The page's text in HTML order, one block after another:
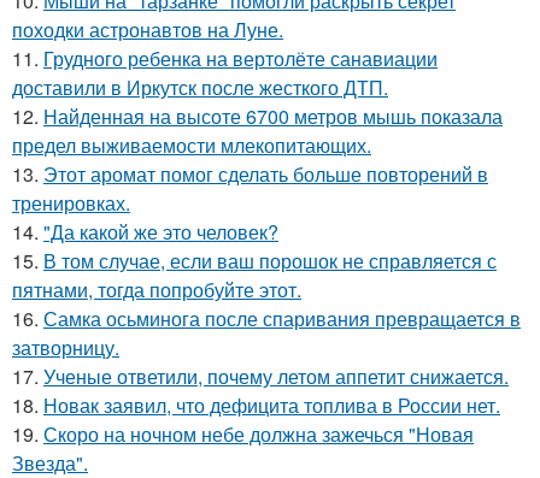
походки астронавтов на Луне.
11. Грудного ребенка на вертолёте санавиации
доставили в Иркутск после жесткого ДТП.
12. Найденная на высоте 6700 метров мышь показала
предел выживаемости млекопитающих.
13. Этот аромат помог сделать больше повторений в
тренировках.
14. "Да какой же это человек?
15. В том случае, если ваш порошок не справляется с
пятнами, тогда попробуйте этот.
16. Самка осьминога после спаривания превращается в
затворницу.
17. Ученые ответили, почему летом аппетит снижается.
18. Новак заявил, что дефицита топлива в России нет.
19. Скоро на ночном небе должна зажечься "Новая
Звезда".